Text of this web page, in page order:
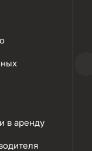
в аренду